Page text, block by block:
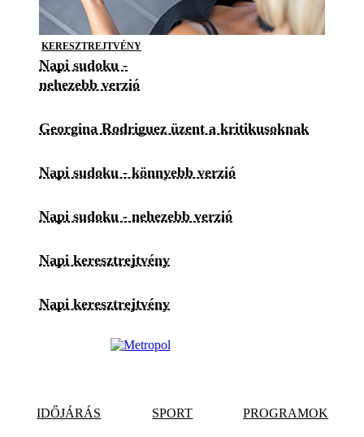
KERESZTREJTVÉNY
Napi sudoku -
nehezebb verzió
Georgina Rodriguez üzent a kritikusoknak
Napi sudoku - könnyebb verzió
Napi sudoku - nehezebb verzió
Napi keresztrejtvény
Napi keresztrejtvény
IDŐJÁRÁS SPORT PROGRAMOK